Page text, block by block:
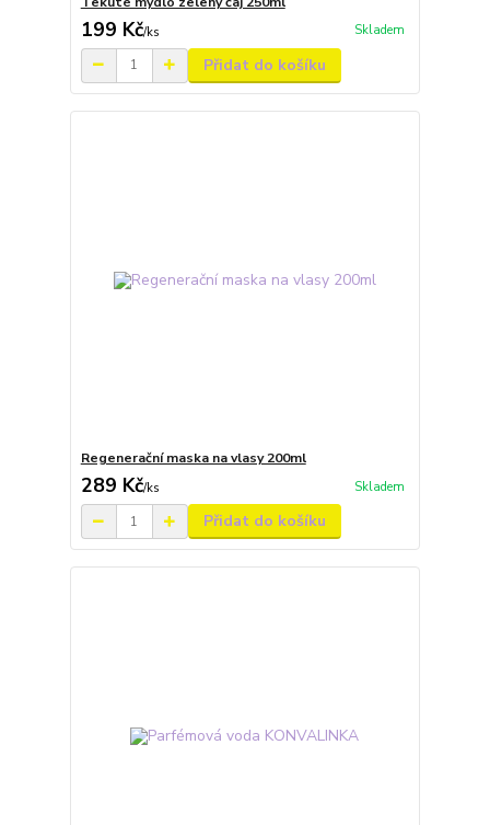
199 Kč/ks Skladem
Přidat do košíku
Regenerační maska na vlasy 200ml
289 Kč/ks Skladem
Přidat do košíku